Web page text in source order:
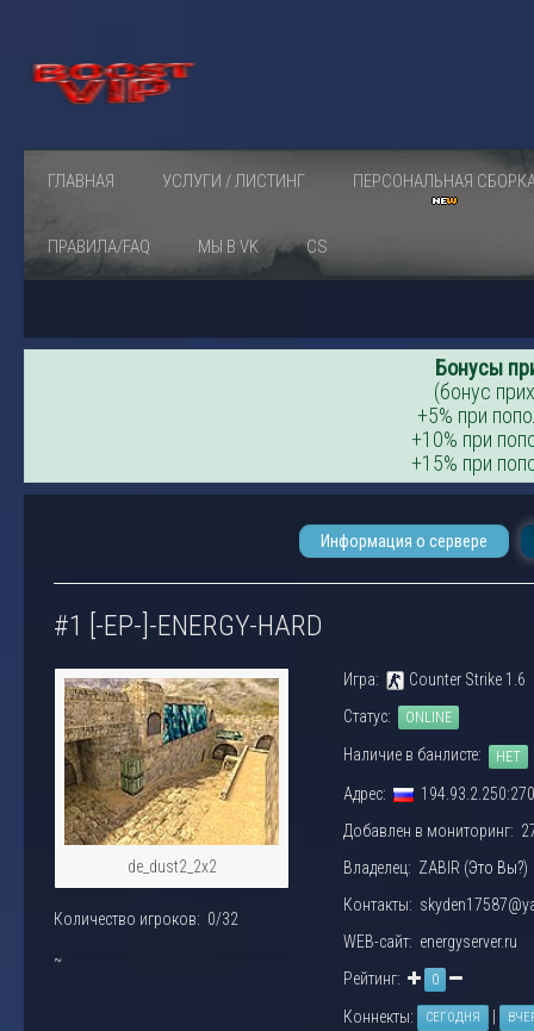
ГЛАВНАЯ УСЛУГИ / ЛИСТИНГ ПЕРСОНАЛЬНАЯ
ПРАВИЛА/FAQ МЫ В VK CS
Бонусы
(бонус
+5% при
+10% при
+15% при
Информация о сервере
#1 [-EP-]-ENERGY-HARD
de_dust2_2x2
Количество игроков: 0/32
~
Игра:
Counter Strike 1.6
Статус:
ONLINE
Наличие в банлисте: НЕТ
Адрес:
Добавлен в мониторинг:
Владелец: ZABIR (Это Вы?)
Контакты:
WEB-сайт: energyserver.ru
Рейтинг:
0
Коннекты: СЕГОДНЯ